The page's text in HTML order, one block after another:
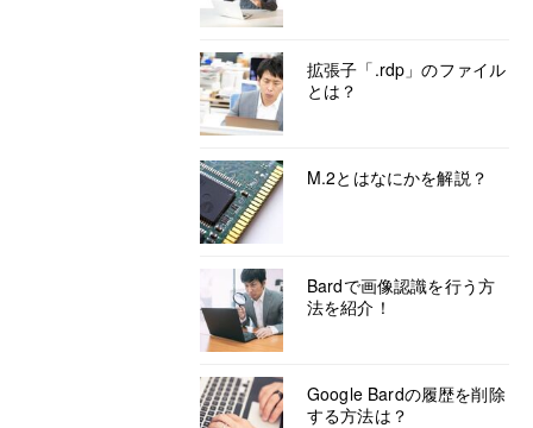
拡張子「.rdp」のファイル
とは？
M.2とはなにかを解説？
Bardで画像認識を行う方
法を紹介！
Google Bardの履歴を削除
する方法は？